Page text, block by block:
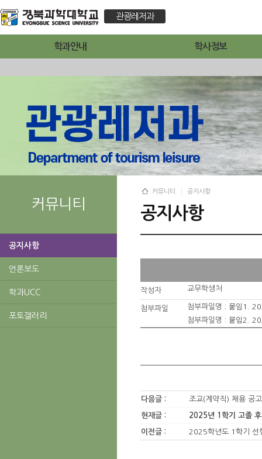
관광레저과
학과안내 학사정보
커뮤니티
공지사항
언론보도
학과UCC
포토갤러리
커뮤니티 공지사항
공지사항
작성자 교무학생처
첨부파일 첨부파일명 : 붙임1.
첨부파일명 : 붙임2.
다음글 : 조교(계약직) 채용 공고
현재글 : 2025년 1학기 고졸 후
이전글 : 2025학년도 1학기 선